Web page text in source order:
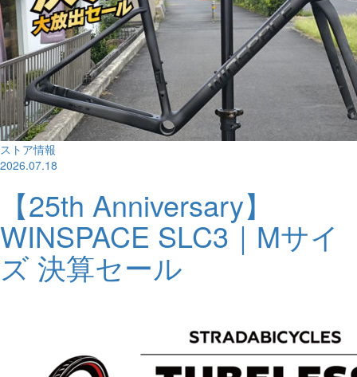
ストア情報
2026.07.18
【25th Anniversary】
WINSPACE SLC3｜Mサイ
ズ 決算セール